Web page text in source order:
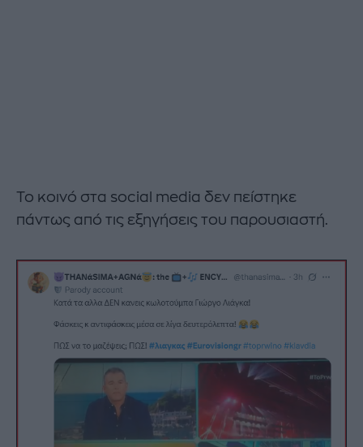
Το κοινό στα social media δεν πείστηκε
πάντως από τις εξηγήσεις του παρουσιαστή.